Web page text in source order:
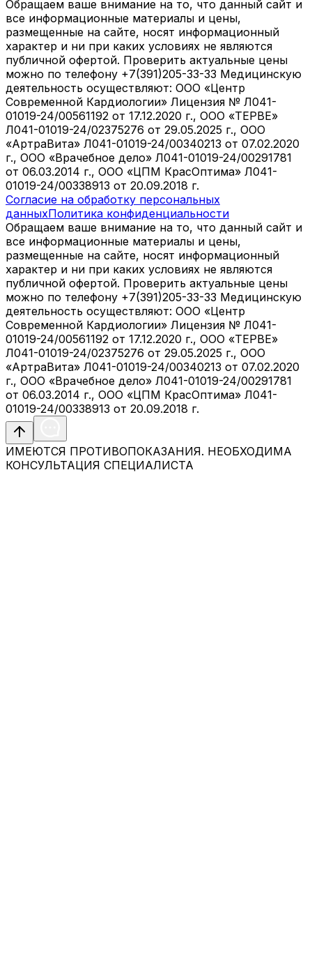
Обращаем ваше внимание на то, что данный сайт и
все информационные материалы и цены,
размещенные на сайте, носят информационный
характер и ни при каких условиях не являются
публичной офертой. Проверить актуальные цены
можно по телефону +7(391)205-33-33 Медицинскую
деятельность осуществляют: ООО «Центр
Современной Кардиологии» Лицензия № Л041-
01019-24/00561192 от 17.12.2020 г., ООО «ТЕРВЕ»
Л041-01019-24/02375276 от 29.05.2025 г., ООО
«АртраВита» Л041-01019-24/00340213 от 07.02.2020
г., ООО «Врачебное дело» Л041-01019-24/00291781
от 06.03.2014 г., ООО «ЦПМ КрасОптима» Л041-
01019-24/00338913 от 20.09.2018 г.
Согласие на обработку персональных
данныхПолитика конфиденциальности
Обращаем ваше внимание на то, что данный сайт и
все информационные материалы и цены,
размещенные на сайте, носят информационный
характер и ни при каких условиях не являются
публичной офертой. Проверить актуальные цены
можно по телефону +7(391)205-33-33 Медицинскую
деятельность осуществляют: ООО «Центр
Современной Кардиологии» Лицензия № Л041-
01019-24/00561192 от 17.12.2020 г., ООО «ТЕРВЕ»
Л041-01019-24/02375276 от 29.05.2025 г., ООО
«АртраВита» Л041-01019-24/00340213 от 07.02.2020
г., ООО «Врачебное дело» Л041-01019-24/00291781
от 06.03.2014 г., ООО «ЦПМ КрасОптима» Л041-
01019-24/00338913 от 20.09.2018 г.
ИМЕЮТСЯ ПРОТИВОПОКАЗАНИЯ. НЕОБХОДИМА
КОНСУЛЬТАЦИЯ СПЕЦИАЛИСТА